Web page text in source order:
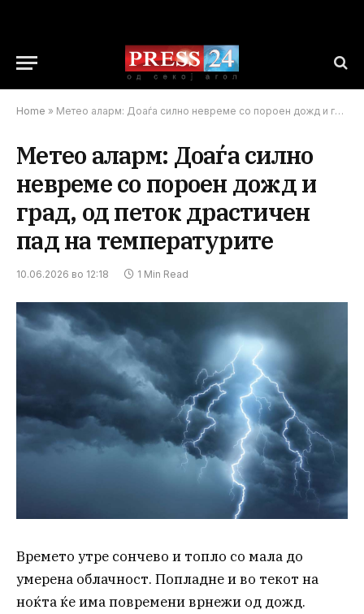
Home » Метео аларм: Доаѓа силно невреме со пороен дожд и град, од петок драстичен пад на температурите
Метео аларм: Доаѓа силно
невреме со пороен дожд и
град, од петок драстичен
пад на температурите
10.06.2026 во 12:18 1 Min Read
Времето утре сончево и топло со мала до
умерена облачност. Попладне и во текот на
ноќта ќе има повремени врнежи од дожд.